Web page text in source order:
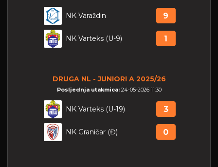
NK Varaždin 9
NK Varteks (U-9) 1
DRUGA NL - JUNIORI A 2025/26
Posljednja utakmica: 24-05-2026 11:30
NK Varteks (U-19) 3
NK Graničar (Đ) 0